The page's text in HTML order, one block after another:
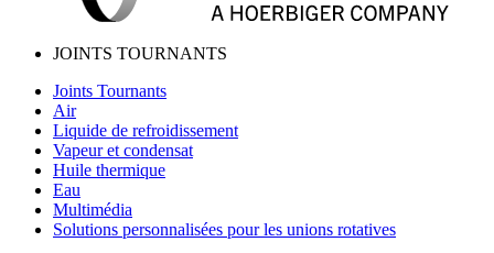
JOINTS TOURNANTS
Joints Tournants
Air
Liquide de refroidissement
Vapeur et condensat
Huile thermique
Eau
Multimédia
Solutions personnalisées pour les unions rotatives